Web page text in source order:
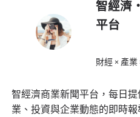
智經濟
平台
財經 × 產
智經濟商業新聞平台，每日
業、投資與企業動態的即時